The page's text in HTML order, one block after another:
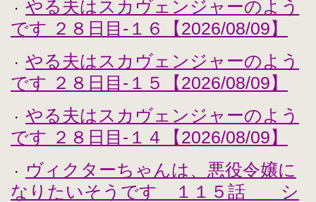
・
やる夫はスカヴェンジャーのよう
です ２８日目-１６【2026/08/09】
・
やる夫はスカヴェンジャーのよう
です ２８日目-１５【2026/08/09】
・
やる夫はスカヴェンジャーのよう
です ２８日目-１４【2026/08/09】
・
ヴィクターちゃんは、悪役令嬢に
なりたいそうです １１５話 シ